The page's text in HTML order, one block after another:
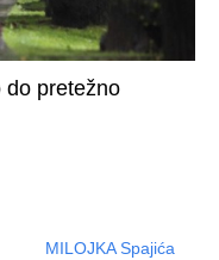
pretežno
MILOJKA Spajića